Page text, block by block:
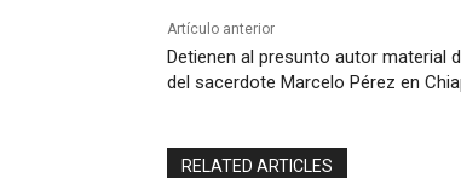
Artículo anterior
Detienen al presunto autor material
del sacerdote Marcelo Pérez en
RELATED ARTICLES